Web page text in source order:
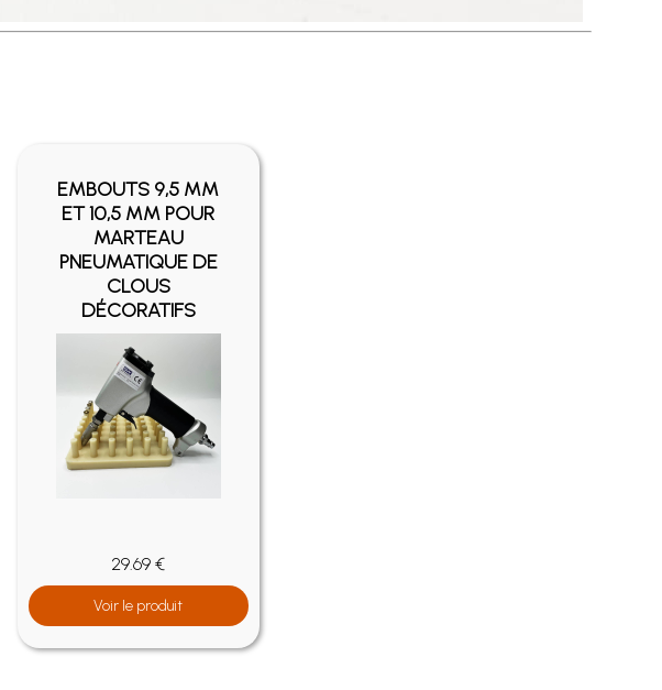
EMBOUTS 9,5 MM
ET 10,5 MM POUR
MARTEAU
PNEUMATIQUE DE
CLOUS
DÉCORATIFS
29.69 €
Voir le produit